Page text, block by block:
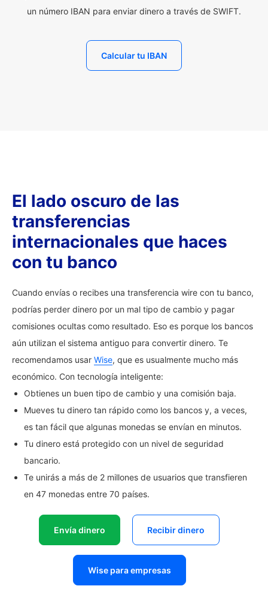
un número IBAN para enviar dinero a través de SWIFT.
Calcular tu IBAN
El lado oscuro de las
transferencias
internacionales que haces
con tu banco
Cuando envías o recibes una transferencia wire con tu banco,
podrías perder dinero por un mal tipo de cambio y pagar
comisiones ocultas como resultado. Eso es porque los bancos
aún utilizan el sistema antiguo para convertir dinero. Te
recomendamos usar Wise, que es usualmente mucho más
económico. Con tecnología inteligente:
Obtienes un buen tipo de cambio y una comisión baja.
Mueves tu dinero tan rápido como los bancos y, a veces,
es tan fácil que algunas monedas se envían en minutos.
Tu dinero está protegido con un nivel de seguridad
bancario.
Te unirás a más de 2 millones de usuarios que transfieren
en 47 monedas entre 70 países.
Envía dinero Recibir dinero
Wise para empresas